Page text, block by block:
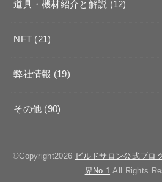
道具・機材紹介と解説 (12)
NFT (21)
弊社情報 (19)
その他 (90)
©Copyright2026 ビルドサロン公式ブロ
界No.1 .All Rights